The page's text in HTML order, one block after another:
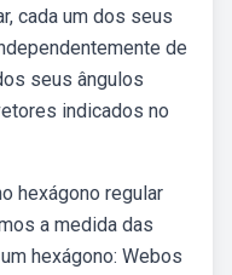
cada um dos seus
de
seus ângulos
indicados no
hexágono regular
a medida das
hexágono: Webos